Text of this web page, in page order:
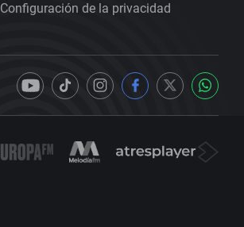
Configuración de la privacidad